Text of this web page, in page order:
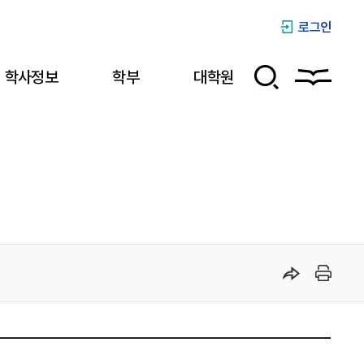
로그인
학사정보 학부 대학원